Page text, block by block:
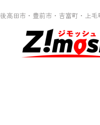
高田市・豊前市・吉富町・上